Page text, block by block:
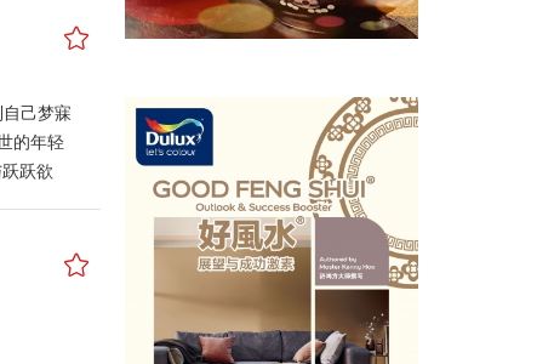
摆放
，比如
、西、
致家人
婚的人
来年
论是
数新
带动全
企业经
股市投
，刀
招引与
因此在
事。
实战
动吉
无数的
迁入此
却演
公
老的员
至后退
间或
与管
能引起
至与
成自己
！因
顶，非
己梦寐
的年轻
跃欲
选民，
。这也